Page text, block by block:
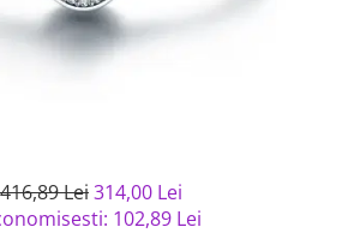
416,89 Lei314,00 Lei
102,89 Lei